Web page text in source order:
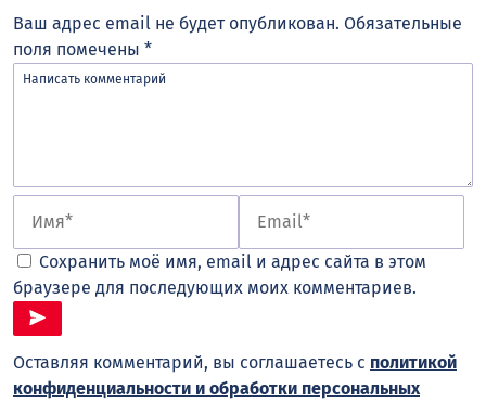
Ваш адрес email не будет опубликован. Обязательные
поля помечены *
Сохранить моё имя, email и адрес сайта в этом
браузере для последующих моих комментариев.
Оставляя комментарий, вы соглашаетесь с политикой
конфиденциальности и обработки персональных